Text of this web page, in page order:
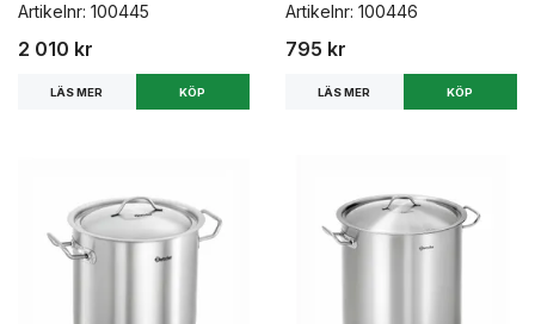
Artikelnr: 100445
2 010 kr
LÄS MER
Artikelnr: 100446
795 kr
LÄS MER